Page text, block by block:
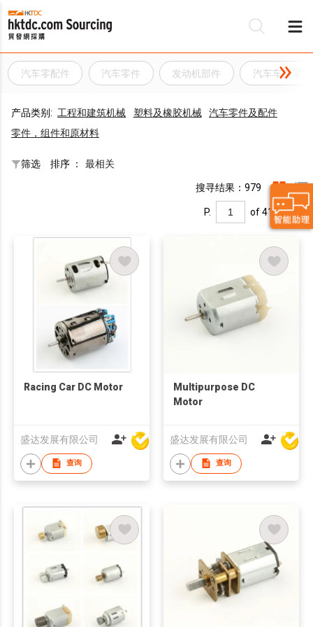
汽车零配件 汽车零件 发动机部件 汽车车身零件
产品类别: 工程和建筑机械 塑料及橡胶机械
汽车零件及配件
零件，组件和原材料
筛选 排序 ： 最相关
搜寻结果：979
P. of 41
Racing Car DC Motor
盛达发展有限公司
查询
Multipurpose DC
Motor
盛达发展有限公司
查询